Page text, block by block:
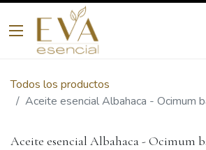
Todos los productos
Aceite esencial Albahaca - Ocimum
Aceite esencial Albahaca - Ocimum